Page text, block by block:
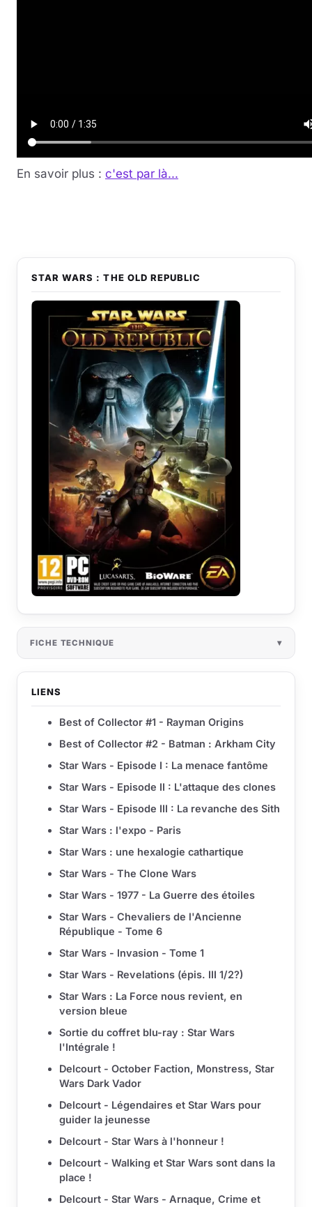
En savoir plus : c'est par là...
STAR WARS : THE OLD REPUBLIC
FICHE TECHNIQUE
LIENS
Best of Collector #1 - Rayman Origins
Best of Collector #2 - Batman : Arkham City
Star Wars - Episode I : La menace fantôme
Star Wars - Episode II : L'attaque des clones
Star Wars - Episode III : La revanche des Sith
Star Wars : l'expo - Paris
Star Wars : une hexalogie cathartique
Star Wars - The Clone Wars
Star Wars - 1977 - La Guerre des étoiles
Star Wars - Chevaliers de l'Ancienne
République - Tome 6
Star Wars - Invasion - Tome 1
Star Wars - Revelations (épis. III 1/2?)
Star Wars : La Force nous revient, en
version bleue
Sortie du coffret blu-ray : Star Wars
l'Intégrale !
Delcourt - October Faction, Monstress, Star
Wars Dark Vador
Delcourt - Légendaires et Star Wars pour
guider la jeunesse
Delcourt - Star Wars à l'honneur !
Delcourt - Walking et Star Wars sont dans la
place !
Delcourt - Star Wars - Arnaque, Crime et